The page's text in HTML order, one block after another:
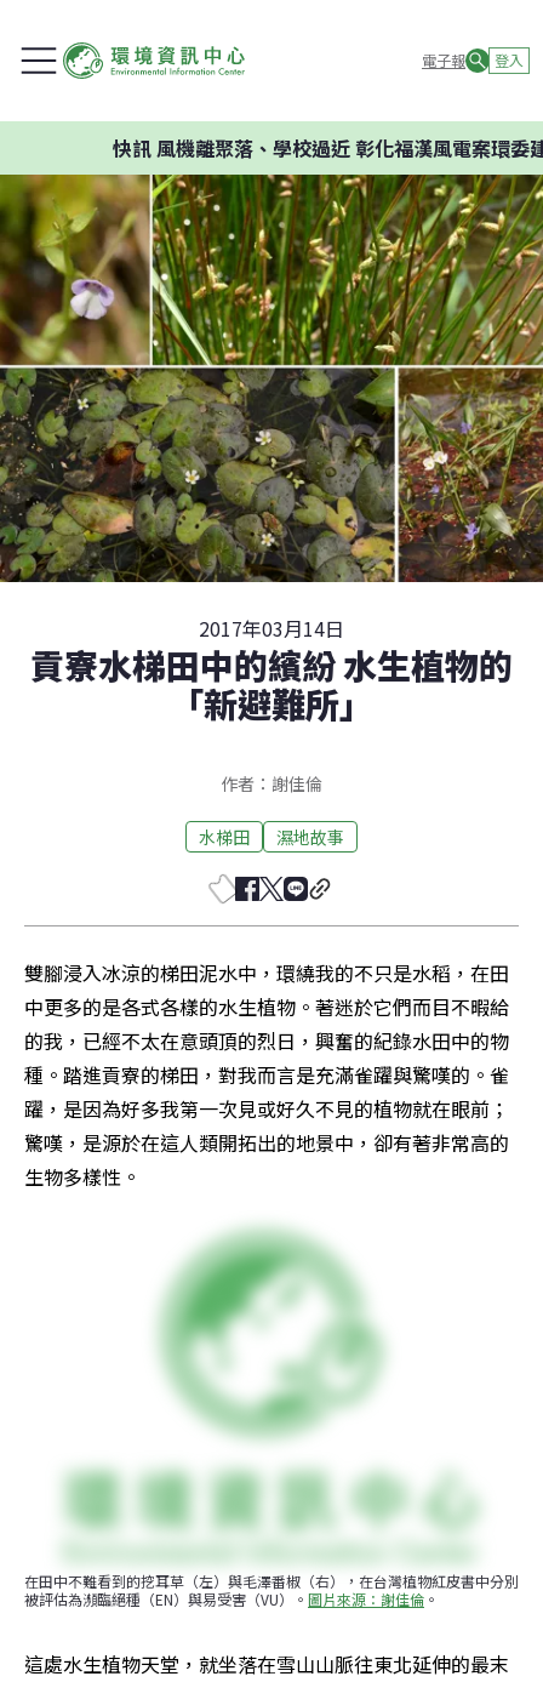
電子報 登入
風機離聚落、學校過近 彰化福漢風電案環委建議不
2017年03月14日
貢寮水梯田中的繽紛 水生植物的
「新避難所」
作者：謝佳倫
水梯田 濕地故事
雙腳浸入冰涼的梯田泥水中，環繞我的不只是水稻，在田
中更多的是各式各樣的水生植物。著迷於它們而目不暇給
的我，已經不太在意頭頂的烈日，興奮的紀錄水田中的物
種。踏進貢寮的梯田，對我而言是充滿雀躍與驚嘆的。雀
躍，是因為好多我第一次見或好久不見的植物就在眼前；
驚嘆，是源於在這人類開拓出的地景中，卻有著非常高的
生物多樣性。
在田中不難看到的挖耳草（左）與毛澤番椒（右），在台灣植物紅皮書中分別
被評估為瀕臨絕種（EN）與易受害（VU）。 圖片來源：謝佳倫 。
這處水生植物天堂，就坐落在雪山山脈往東北延伸的最末